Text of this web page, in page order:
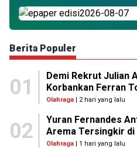
Berita Populer
01
Demi Rekrut Julian
Korbankan Ferran
Olahraga| 2 hari yang lalu
02
Yuran Fernandes
Arema Tersingkir di
Olahraga| 1 hari yang lalu